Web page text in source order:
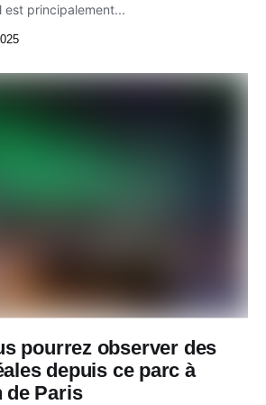
est principalement...
pourrez observer des
depuis ce parc à
de Paris